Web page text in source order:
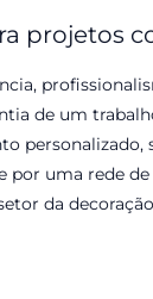
projetos
de um
personalizado,
por uma rede
da